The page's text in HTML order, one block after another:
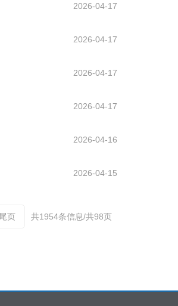
2026-04-17
2026-04-17
2026-04-17
2026-04-17
2026-04-16
2026-04-15
尾页 共1954条信息/共98页